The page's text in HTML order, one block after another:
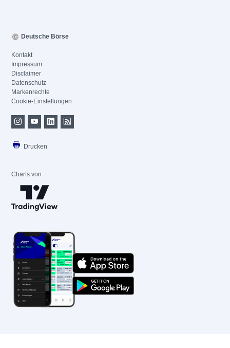
Deutsche Börse
Kontakt
Impressum
Disclaimer
Datenschutz
Markenrechte
Cookie-Einstellungen
Drucken
Charts von